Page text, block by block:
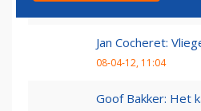
Jan Cocheret:
08-04-12, 11:04
Goof Bakker: Het